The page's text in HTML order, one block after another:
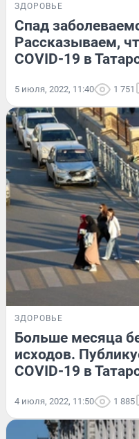
ЗДОРОВЬЕ
Спад
Рассказываем,
COVID-19 в
5 июля, 2022, 11:40 1 751
ЗДОРОВЬЕ
Больше месяца
исходов.
COVID-19 в
4 июля, 2022, 11:50 1 885